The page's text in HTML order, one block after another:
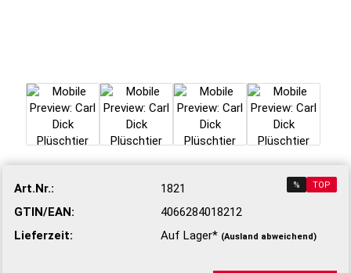
% TOP
Art.Nr.:
1821
GTIN/EAN:
4066284018212
Lieferzeit:
Auf Lager* (Ausland abweichend)